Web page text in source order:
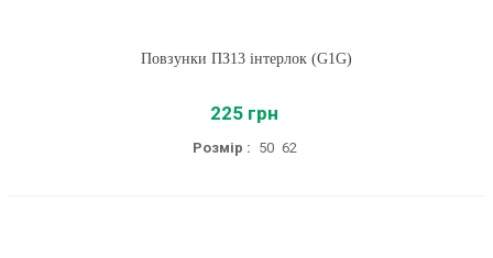
Повзунки ПЗ13 інтерлок (G1G)
225 грн
Розмір : 50 62